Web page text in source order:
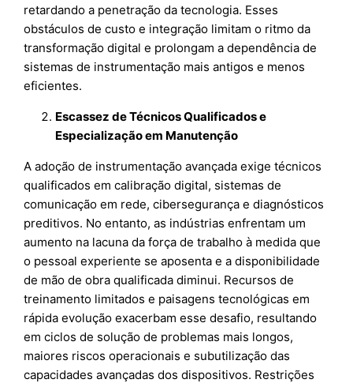
retardando a penetração da tecnologia. Esses
obstáculos de custo e integração limitam o ritmo da
transformação digital e prolongam a dependência de
sistemas de instrumentação mais antigos e menos
eficientes.
Escassez de Técnicos Qualificados e
Especialização em Manutenção
A adoção de instrumentação avançada exige técnicos
qualificados em calibração digital, sistemas de
comunicação em rede, cibersegurança e diagnósticos
preditivos. No entanto, as indústrias enfrentam um
aumento na lacuna da força de trabalho à medida que
o pessoal experiente se aposenta e a disponibilidade
de mão de obra qualificada diminui. Recursos de
treinamento limitados e paisagens tecnológicas em
rápida evolução exacerbam esse desafio, resultando
em ciclos de solução de problemas mais longos,
maiores riscos operacionais e subutilização das
capacidades avançadas dos dispositivos. Restrições